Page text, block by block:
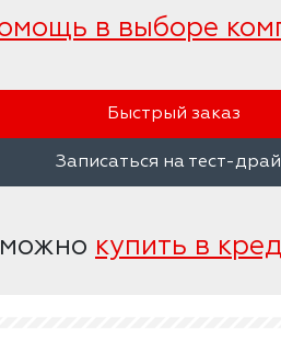
в выборе
Быстрый заказ
Записаться на тест-
купить в